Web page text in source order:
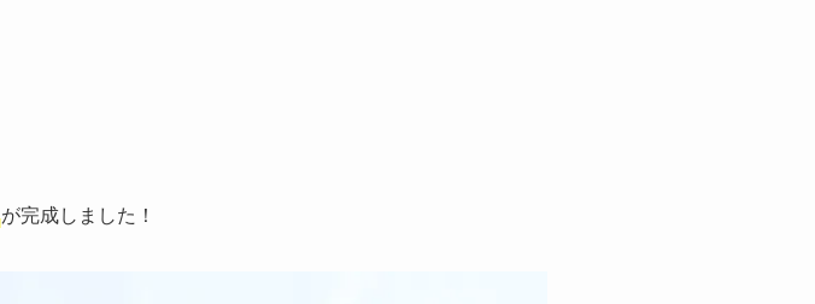
が完成しました！